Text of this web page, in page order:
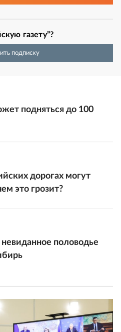
газету”?
подписку
подняться до 100
дорогах могут
это грозит?
половодье